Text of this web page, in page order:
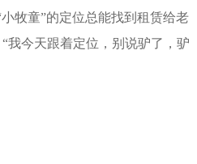
牧童”的定位总能找到租赁给老
我今天跟着定位，别说驴了，驴